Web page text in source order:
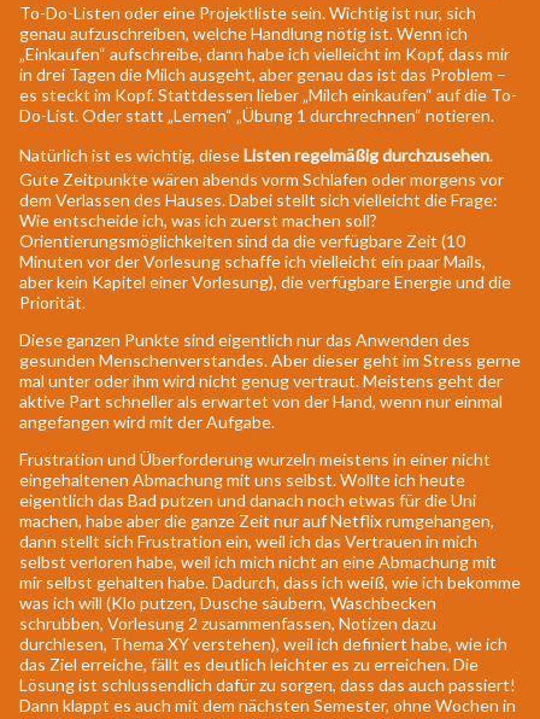
To-Do-Listen oder eine Projektliste sein. Wichtig ist nur, sich
genau aufzuschreiben, welche Handlung nötig ist. Wenn ich
„Einkaufen“ aufschreibe, dann habe ich vielleicht im Kopf, dass mir
in drei Tagen die Milch ausgeht, aber genau das ist das Problem –
es steckt im Kopf. Stattdessen lieber „Milch einkaufen“ auf die To-
Do-List. Oder statt „Lernen“ „Übung 1 durchrechnen“ notieren.
Natürlich ist es wichtig, dieseListen regelmäßig durchzusehen.
Gute Zeitpunkte wären abends vorm Schlafen oder morgens vor
dem Verlassen des Hauses. Dabei stellt sich vielleicht die Frage:
Wie entscheide ich, was ich zuerst machen soll?
Orientierungsmöglichkeiten sind da die verfügbare Zeit (10
Minuten vor der Vorlesung schaffe ich vielleicht ein paar Mails,
aber kein Kapitel einer Vorlesung), die verfügbare Energie und die
Priorität.
Diese ganzen Punkte sind eigentlich nur das Anwenden des
gesunden Menschenverstandes. Aber dieser geht im Stress gerne
mal unter oder ihm wird nicht genug vertraut. Meistens geht der
aktive Part schneller als erwartet von der Hand, wenn nur einmal
angefangen wird mit der Aufgabe.
Frustration und Überforderung wurzeln meistens in einer nicht
eingehaltenen Abmachung mit uns selbst. Wollte ich heute
eigentlich das Bad putzen und danach noch etwas für die Uni
machen, habe aber die ganze Zeit nur auf Netflix rumgehangen,
dann stellt sich Frustration ein, weil ich das Vertrauen in mich
selbst verloren habe, weil ich mich nicht an eine Abmachung mit
mir selbst gehalten habe. Dadurch, dass ich weiß, wie ich bekomme
was ich will (Klo putzen, Dusche säubern, Waschbecken
schrubben, Vorlesung 2 zusammenfassen, Notizen dazu
durchlesen, Thema XY verstehen), weil ich definiert habe, wie ich
das Ziel erreiche, fällt es deutlich leichter es zu erreichen. Die
Lösung ist schlussendlich dafür zu sorgen, dass das auch passiert!
Dann klappt es auch mit dem nächsten Semester, ohne Wochen in